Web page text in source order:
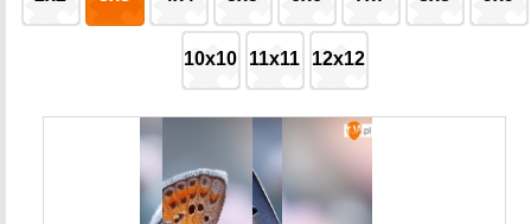
10x10 11x11 12x12